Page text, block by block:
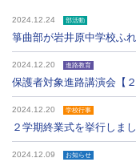
2024.12.24 部活動
箏曲部が岩井原中学校ふ
2024.12.20 進路教育
保護者対象進路講演会【２
2024.12.20 学校行事
２学期終業式を挙行しま
2024.12.09 お知らせ